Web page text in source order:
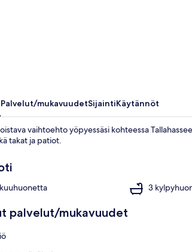
Talo (4
Palvelut/mukavuudetSijaintiKäytännöt
vaihtoehto yöpyessäsi kohteessa
takat ja patiot.
3
palvelut/mukavuudet